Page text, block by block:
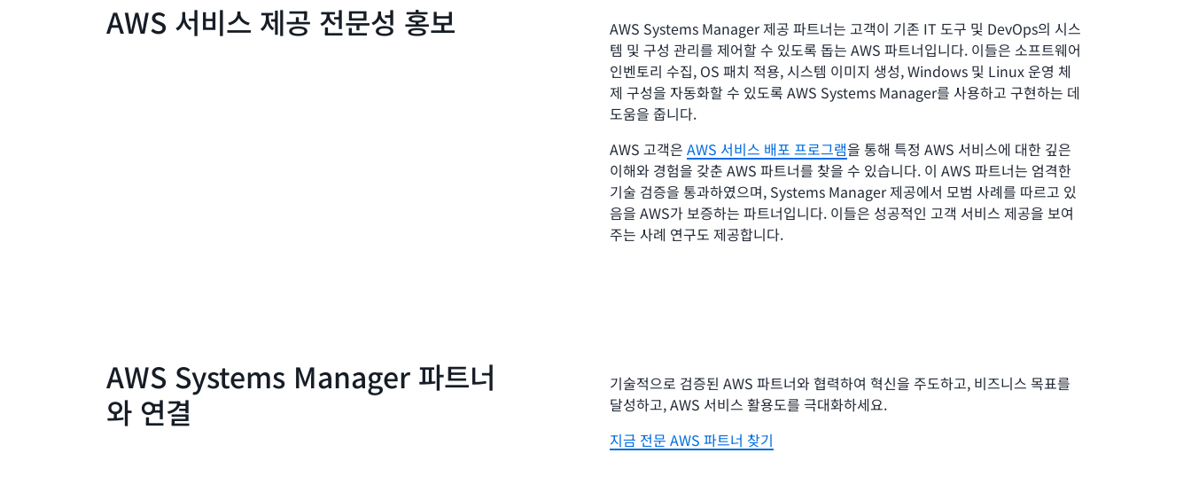
AWS 서비스 제공 전문성 홍보
AWS Systems Manager 제공 파트너는 고객이 기존 IT 도구 및 DevOps의 시스
템 및 구성 관리를 제어할 수 있도록 돕는 AWS 파트너입니다. 이들은 소프트웨어
인벤토리 수집, OS 패치 적용, 시스템 이미지 생성, Windows 및 Linux 운영 체
제 구성을 자동화할 수 있도록 AWS Systems Manager를 사용하고 구현하는 데
도움을 줍니다.
AWS 고객은 AWS 서비스 배포 프로그램을 통해 특정 AWS 서비스에 대한 깊은
이해와 경험을 갖춘 AWS 파트너를 찾을 수 있습니다. 이 AWS 파트너는 엄격한
기술 검증을 통과하였으며, Systems Manager 제공에서 모범 사례를 따르고 있
음을 AWS가 보증하는 파트너입니다. 이들은 성공적인 고객 서비스 제공을 보여
주는 사례 연구도 제공합니다.
AWS Systems Manager 파트너
와 연결
기술적으로 검증된 AWS 파트너와 협력하여 혁신을 주도하고, 비즈니스 목표를
달성하고, AWS 서비스 활용도를 극대화하세요.
지금 전문 AWS 파트너 찾기